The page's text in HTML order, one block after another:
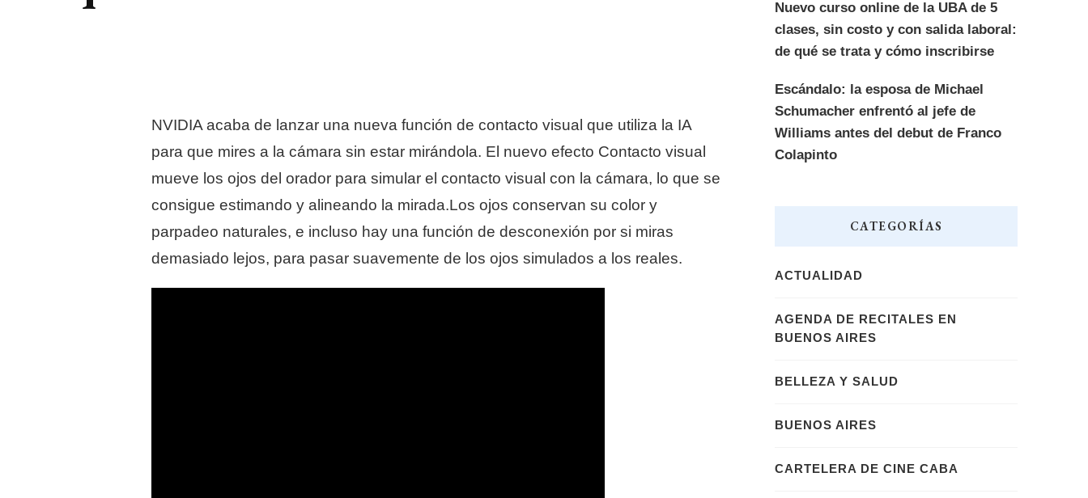
NVIDIA acaba de lanzar una nueva función de contacto visual que utiliza la IA
para que mires a la cámara sin estar mirándola. El nuevo efecto Contacto visual
mueve los ojos del orador para simular el contacto visual con la cámara, lo que se
consigue estimando y alineando la mirada.Los ojos conservan su color y
parpadeo naturales, e incluso hay una función de desconexión por si miras
demasiado lejos, para pasar suavemente de los ojos simulados a los reales.
Nuevo curso online de la UBA de 5
clases, sin costo y con salida laboral:
de qué se trata y cómo inscribirse
Escándalo: la esposa de Michael
Schumacher enfrentó al jefe de
Williams antes del debut de Franco
Colapinto
CATEGORÍAS
ACTUALIDAD
AGENDA DE RECITALES EN
BUENOS AIRES
BELLEZA Y SALUD
BUENOS AIRES
CARTELERA DE CINE CABA